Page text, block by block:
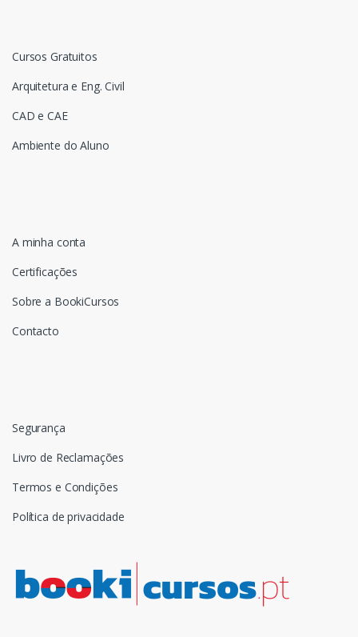
Cursos Gratuitos
Arquitetura e Eng. Civil
CAD e CAE
Ambiente do Aluno
A minha conta
Certificações
Sobre a BookiCursos
Contacto
Segurança
Livro de Reclamações
Termos e Condições
Política de privacidade